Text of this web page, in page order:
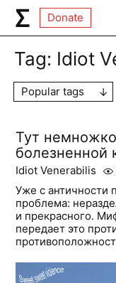
Donate
Tag: Idiot
Popular tags
Тут
болезненной
Idiot Venerabilis
Уже с античности
проблема:
и прекрасного.
передает это